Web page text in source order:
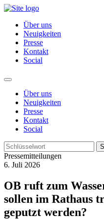
Über uns
Neuigkeiten
Presse
Kontakt
Social
Über uns
Neuigkeiten
Presse
Kontakt
Social
Pressemitteilungen
6. Juli 2026
OB ruft zum
sollen im Rathaus
geputzt werden?